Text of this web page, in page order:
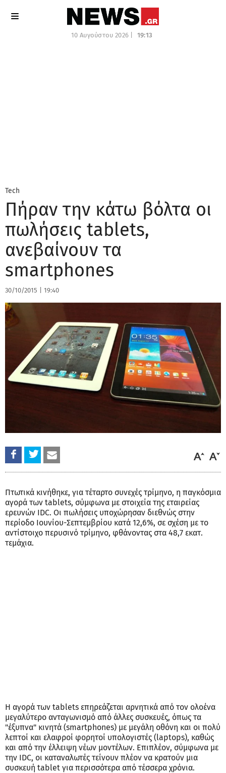
10 Αυγούστου 2026 | 19:13
Tech
Πήραν την κάτω βόλτα οι
πωλήσεις tablets,
ανεβαίνουν τα
smartphones
30/10/2015 19:40
Πτωτικά κινήθηκε, για τέταρτο συνεχές τρίμηνο, η παγκόσμια
αγορά των tablets, σύμφωνα με στοιχεία της εταιρείας
ερευνών IDC. Οι πωλήσεις υποχώρησαν διεθνώς στην
περίοδο Ιουνίου-Σεπτεμβρίου κατά 12,6%, σε σχέση με το
αντίστοιχο περυσινό τρίμηνο, φθάνοντας στα 48,7 εκατ.
τεμάχια.
Η αγορά των tablets επηρεάζεται αρνητικά από τον ολοένα
μεγαλύτερο ανταγωνισμό από άλλες συσκευές, όπως τα
"έξυπνα" κινητά (smartphones) με μεγάλη οθόνη και οι πολύ
λεπτοί και ελαφροί φορητοί υπολογιστές (laptops), καθώς
και από την έλλειψη νέων μοντέλων. Επιπλέον, σύμφωνα με
την IDC, οι καταναλωτές τείνουν πλέον να κρατούν μια
συσκευή tablet για περισσότερα από τέσσερα χρόνια.